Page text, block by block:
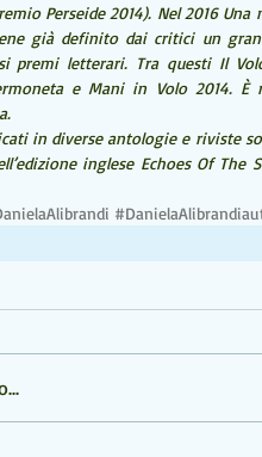
Perseide 2014). Nel 2016
già definito dai critici un
premi letterari. Tra questi Il
e Mani in Volo 2014.
in diverse antologie e riviste
inglese Echoes Of The